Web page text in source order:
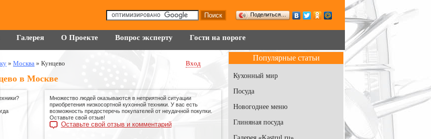
Поделиться…
Галерея О Проекте Вопрос эксперту Гости на пороге
» Москва » Кунцево Вход
в Москве
Множество людей оказываются в неприятной ситуации
приобретения низкосортной кухонной техники. У вас есть
возможность предостеречь покупателей от неудачной покупки.
Оставьте свой отзыв!
Оставьте свой отзыв и комментарий
Популярные статьи
Кухонный мир
Посуда
Новогоднее меню
Глиняная посуда